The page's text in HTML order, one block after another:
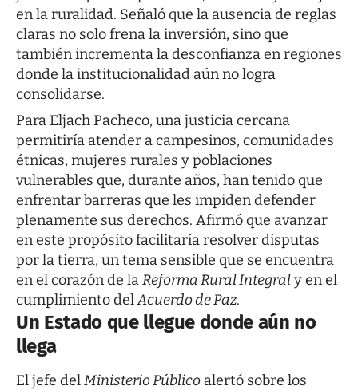
en la ruralidad. Señaló que la ausencia de reglas
claras no solo frena la inversión, sino que
también incrementa la desconfianza en regiones
donde la institucionalidad aún no logra
consolidarse.
Para Eljach Pacheco, una justicia cercana
permitiría atender a campesinos, comunidades
étnicas, mujeres rurales y poblaciones
vulnerables que, durante años, han tenido que
enfrentar barreras que les impiden defender
plenamente sus derechos. Afirmó que avanzar
en este propósito facilitaría resolver disputas
por la tierra, un tema sensible que se encuentra
en el corazón de laReforma Rural Integraly en el
cumplimiento delAcuerdo de Paz.
Un Estado que llegue donde aún no
llega
El jefe delMinisterio Público alertó sobre los